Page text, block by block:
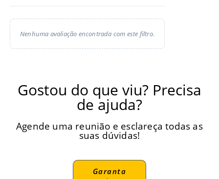
Nenhuma avaliação encontrada com este filtro.
Gostou do que viu? Precisa
de ajuda?
Agende uma reunião e esclareça todas as
suas dúvidas!
Garanta